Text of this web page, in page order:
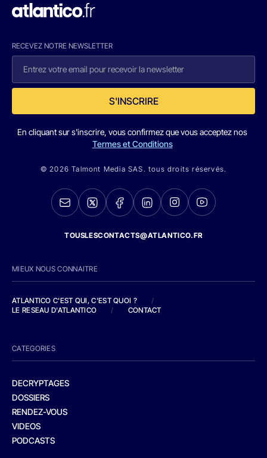
RECEVEZ NOTRE NEWSLETTER
S'INSCRIRE
En cliquant sur s'inscrire, vous confirmez que vous acceptez nos
Termes et Conditions
© 2026 Talmont Media SAS. tous droits réservés.
TOUSLESCONTACTS@ATLANTICO.FR
MIEUX NOUS CONNAITRE
ATLANTICO C'EST QUI, C'EST QUOI ?
/
LE RESEAU D'ATLANTICO
/ CONTACT
CATEGORIES
DECRYPTAGES
DOSSIERS
RENDEZ-VOUS
VIDEOS
PODCASTS